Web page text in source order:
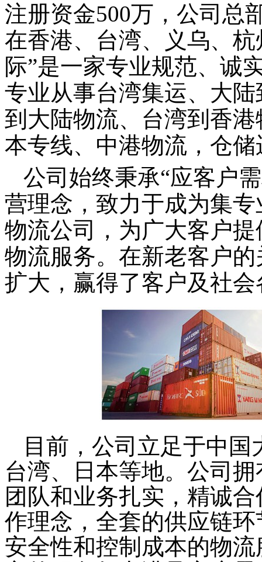
注册资金500万，公司总
在香港、台湾、义乌、
际”是一家专业规范、诚
专业从事台湾集运、大
到大陆物流、台湾到香
本专线、 中港物流， 仓
公司始终秉承“应客户
营理念，致力于成为集
物流公司，为广大客户
物流服务。在新老客户
扩大，赢得了客户及社
目前，公司立足于中
台湾、日本等地。公司
团队和业务扎实，精诚
作理念，全套的供应链
安全性和控制成本的物